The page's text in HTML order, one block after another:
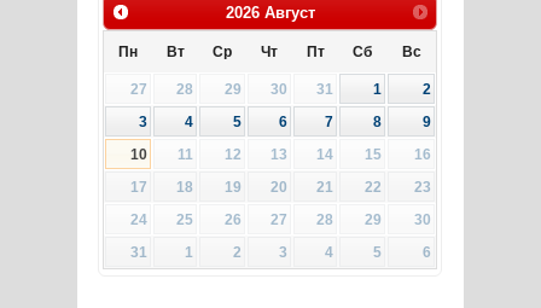
2026 Август
Пн Вт Ср Чт Пт Сб Вс
27 28 29 30 31 1
2
3
4 5 6 7 8
9
10
11 12 13 14 15
16
17
18 19 20 21 22
23
24
25 26 27 28 29
30
31
1 2 3 4 5 6